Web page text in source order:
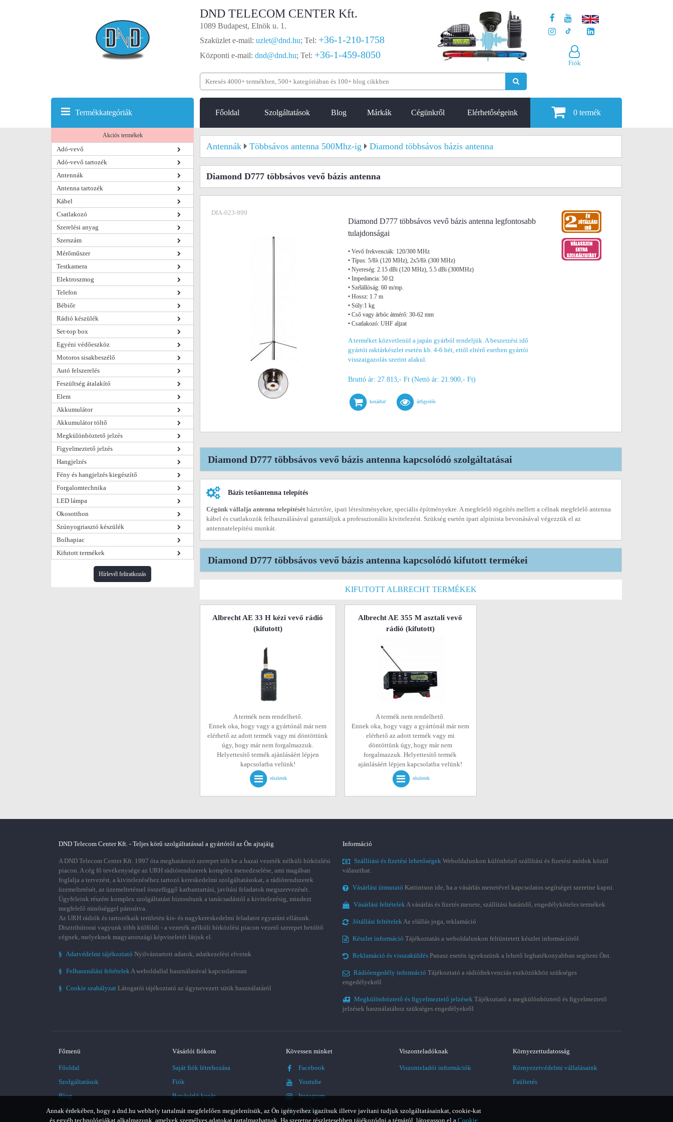
DND TELECOM CENTER Kft.
1089 Budapest, Elnök u. 1.
Szaküzlet e-mail: uzlet@dnd.hu; Tel: +36-1-210-1758
Központi e-mail: dnd@dnd.hu; Tel: +36-1-459-8050
Fiók
Főoldal Szolgáltatások Blog Márkák Cégünkről Elérhetőségeink 0 termék
Termékkategóriák
Akciós termékek
Adó-vevő
Adó-vevő tartozék
Antennák
Antenna tartozék
Kábel
Csatlakozó
Szerelési anyag
Szerszám
Mérőműszer
Testkamera
Elektroszmog
Telefon
Bébiőr
Rádió készülék
Set-top box
Egyéni védőeszköz
Motoros sisakbeszélő
Autó felszerelés
Feszültség átalakító
Elem
Akkumulátor
Akkumulátor töltő
Megkülönböztető jelzés
Figyelmeztető jelzés
Hangjelzés
Fény és hangjelzés kiegészítő
Forgalomtechnika
LED lámpa
Okosotthon
Szúnyogriasztó készülék
Bolhapiac
Kifutott termékek
Hírlevél feliratkozás
Antennák Többsávos antenna 500Mhz-ig Diamond többsávos bázis antenna
Diamond D777 többsávos vevő bázis antenna
DIA-023-999
Diamond D777 többsávos vevő bázis antenna legfontosabb
tulajdonságai
• Vevő frekvenciák: 120/300 MHz
• Típus: 5/8λ (120 MHz), 2x5/8λ (300 MHz)
• Nyereség: 2.15 dBi (120 MHz), 5.5 dBi (300MHz)
• Impedancia: 50 Ω
• Szélállóság: 60 m/mp.
• Hossz: 1.7 m
• Súly:1 kg
• Cső vagy árbóc átmérő: 30-62 mm
• Csatlakozó: UHF aljzat
A terméket közvetlenül a japán gyárból rendeljük. A beszerzési idő
gyártói raktárkészlet esetén kb. 4-6 hét, ettől eltérő esetben gyártói
visszaigazolás szerint alakul.
Bruttó ár: 27.813,- Ft (Nettó ár: 21.900,- Ft)
kosárba! árfigyelés
Diamond D777 többsávos vevő bázis antenna kapcsolódó szolgáltatásai
Bázis tetőantenna telepítés
Cégünk vállalja antenna telepítésétháztetőre, ipari létesítményekre, speciális építményekre. A megfelelő rögzítés mellett a célnak megfelelő antenna
kábel és csatlakozók felhasználásával garantáljuk a professzionális kivitelezést. Szükség esetén ipari alpinista bevonásával végezzük el az
antennatelepítési munkát.
Diamond D777 többsávos vevő bázis antenna kapcsolódó kifutott termékei
KIFUTOTT ALBRECHT TERMÉKEK
Albrecht AE 33 H kézi vevő rádió
(kifutott)
A termék nem rendelhető.
Ennek oka, hogy vagy a gyártónál már nem
elérhető az adott termék vagy mi döntöttünk
úgy, hogy már nem forgalmazzuk.
Helyettesítő termék ajánlásáért lépjen
kapcsolatba velünk!
részletek
Albrecht AE 355 M asztali vevő
rádió (kifutott)
A termék nem rendelhető.
Ennek oka, hogy vagy a gyártónál már nem
elérhető az adott termék vagy mi
döntöttünk úgy, hogy már nem
forgalmazzuk. Helyettesítő termék
ajánlásáért lépjen kapcsolatba velünk!
részletek
Annak érdekében, hogy a dnd.hu webhely tartalmát megfelelően megjelenítsük, az Ön igényeihez igazítsuk illetve javítani tudjuk szolgáltatásainkat, cookie-kat
és egyéb technológiákat alkalmazunk, amelyek személyes adatokat tartalmazhatnak. Ha szeretne részletesebben tájékozódni a témáról, látogasson el a Cookie
DND Telecom Center Kft. - Teljes körű szolgáltatással a gyártótól az Ön ajtajáig
A DND Telecom Center Kft. 1997 óta meghatározó szerepet tölt be a hazai vezeték nélküli hírközlési
piacon. A cég fő tevékenysége az URH rádiórendszerek komplex menedzselése, ami magában
foglalja a tervezést, a kivitelezéséhez tartozó kereskedelmi szolgáltatásokat, a rádiórendszerek
üzemeltetését, az üzemeltetéssel összefüggő karbantartási, javítási feladatok megszervezését.
Ügyfeleink részére komplex szolgáltatást biztosítunk a tanácsadástól a kivitelezésig, mindezt
megfelelő minőséggel párosítva.
Az URH rádiók és tartozékaik területén kis- és nagykereskedelmi feladatot egyaránt ellátunk.
Disztribútorai vagyunk több külföldi - a vezeték nélküli hírközlési piacon vezető szerepet betöltő
cégnek, melyeknek magyarországi képviseletét látjuk el.
§ Adatvédelmi tájékoztató Nyilvántartott adatok, adatkezelési elveink
§ Felhasználási feltételekA weboldallal használatával kapcsolatosan
§ Cookie szabályzat Látogatói tájékoztató az úgynevezett sütik használatáról
Információ
Szállítási és fizetési lehetőségek Weboldalunkon különböző szállítási és fizetési módok közül
választhat.
Vásárlási útmutató Kattintson ide, ha a vásárlás menetével kapcsolatos segítséget szeretne kapni.
Vásárlási feltételekA vásárlás és fizetés menete, szállítási határidő, engedélyköteles termékek
Jótállási feltételekAz elállás joga, reklamáció
Készlet információ Tájékoztatás a weboldalunkon feltüntetett készlet információról
Reklamáció és visszaküldés Panasz esetén igyekszünk a lehető leghatékonyabban segíteni Önt.
Rádióengedély információ Tájékoztató a rádiófrekvenciás eszközökhöz szükséges
engedélyekről
Megkülönböztető és figyelmeztető jelzések Tájékoztató a megkülönböztető és figyelmeztető
jelzések használatához szükséges engedélyekről
Főmenü
Főoldal
Szolgáltatások
Blog
Akció
Vásárlói fiókom
Saját fiók létrehozása
Fiók
Bevásárló kosár
Kövessen minket
Facebook
Youtube
Instagram
TikTok
Viszonteladóknak
Viszonteladói információk
Környezettudatosság
Környezetvédelmi vállalásaink
Faültetés